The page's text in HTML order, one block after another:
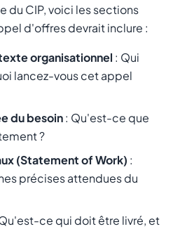
du CIP, voici les sections
d'offres devrait inclure :
organisationnel : Qui
lancez-vous cet appel
du besoin: Qu'est-ce que
?
(Statement of Work) :
précises attendues du
ce qui doit être livré, et